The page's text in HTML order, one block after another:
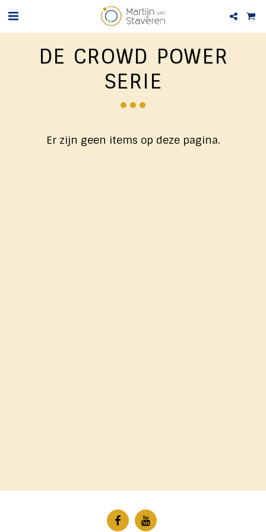
DE CROWD POWER
SERIE
Er zijn geen items op deze pagina.